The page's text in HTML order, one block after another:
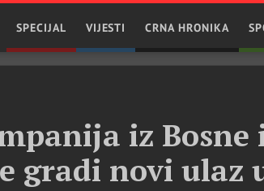
SPECIJAL VIJESTI CRNA HRONIKA
iz Bosne
gradi novi ulaz